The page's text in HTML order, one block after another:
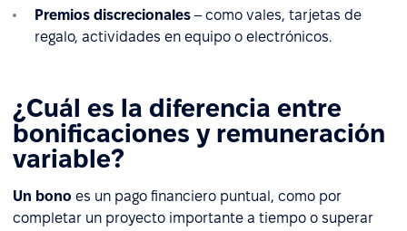
Premios discrecionales – como vales, tarjetas de
regalo, actividades en equipo o electrónicos.
¿Cuál es la diferencia entre
bonificaciones y remuneración
variable?
Un bono es un pago financiero puntual, como por
completar un proyecto importante a tiempo o superar